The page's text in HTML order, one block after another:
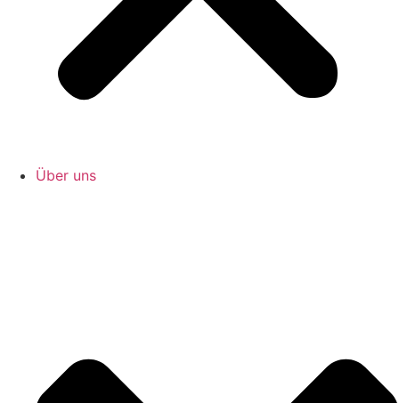
Über uns